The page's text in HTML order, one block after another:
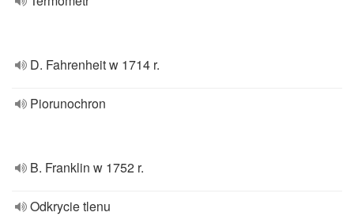
D. Fahrenheit w 1714 r.
Piorunochron
B. Franklin w 1752 r.
Odkrycie tlenu